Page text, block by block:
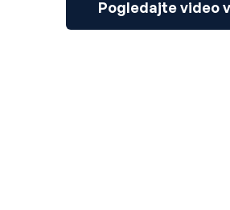
Pogledajte video